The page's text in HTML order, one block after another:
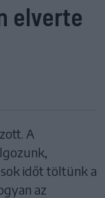
elverte
A
időt töltünk a
az